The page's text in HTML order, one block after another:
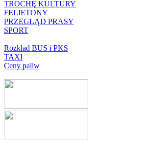
TROCHĘ KULTURY
FELIETONY
PRZEGLĄD PRASY
SPORT
Rozkład BUS i PKS
TAXI
Ceny paliw